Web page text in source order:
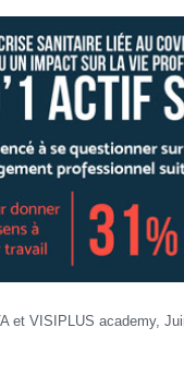
et VISIPLUS academy,